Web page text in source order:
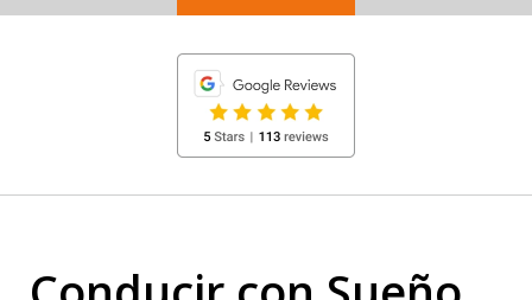
Experienced Personal
Injury and
Immigration Attorneys